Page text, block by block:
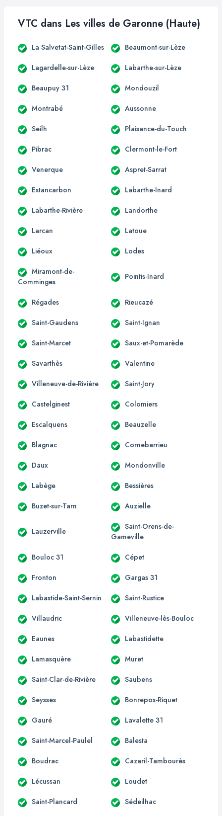
VTC dans Les villes de Garonne (Haute)
La Salvetat-Saint-Gilles Beaumont-sur-Lèze
Lagardelle-sur-Lèze Labarthe-sur-Lèze
Beaupuy 31 Mondouzil
Montrabé Aussonne
Seilh Plaisance-du-Touch
Pibrac Clermont-le-Fort
Venerque Aspret-Sarrat
Estancarbon Labarthe-Inard
Labarthe-Rivière Landorthe
Larcan Latoue
Liéoux Lodes
Miramont-de-
Comminges
Pointis-Inard
Régades Rieucazé
Saint-Gaudens Saint-Ignan
Saint-Marcet Saux-et-Pomarède
Savarthès Valentine
Villeneuve-de-Rivière Saint-Jory
Castelginest Colomiers
Escalquens Beauzelle
Blagnac Cornebarrieu
Daux Mondonville
Labège Bessières
Buzet-sur-Tarn Auzielle
Lauzerville
Saint-Orens-de-
Gameville
Bouloc 31 Cépet
Fronton Gargas 31
Labastide-Saint-Sernin Saint-Rustice
Villaudric Villeneuve-lès-Bouloc
Eaunes Labastidette
Lamasquère Muret
Saint-Clar-de-Rivière Saubens
Seysses Bonrepos-Riquet
Gauré Lavalette 31
Saint-Marcel-Paulel Balesta
Boudrac Cazaril-Tambourès
Lécussan Loudet
Saint-Plancard Sédeilhac